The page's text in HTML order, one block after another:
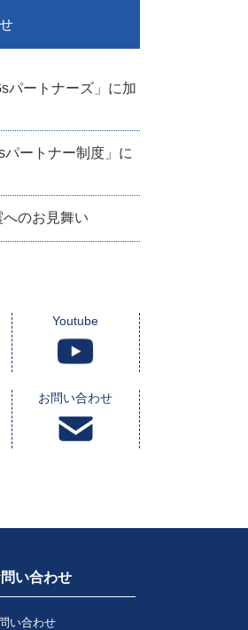
パートナーズ」に加
パートナー制度」に
のお見舞い
Youtube
お問い合わせ
い合わせ
い合わせ